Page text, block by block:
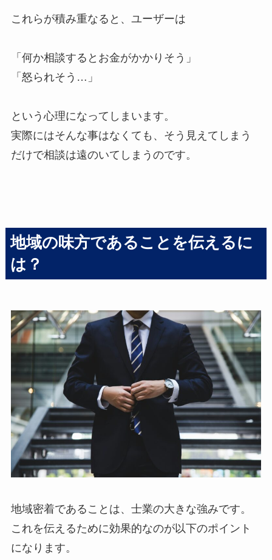
これらが積み重なると、ユーザーは
「何か相談するとお金がかかりそう」
「怒られそう…」
という心理になってしまいます。
実際にはそんな事はなくても、そう見えてしまう
だけで相談は遠のいてしまうのです。
地域の味方であることを伝えるに
は？
地域密着であることは、士業の大きな強みです。
これを伝えるために効果的なのが以下のポイント
になります。